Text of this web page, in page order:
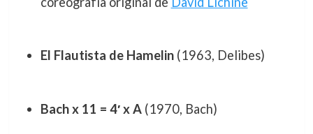
El Flautista de Hamelin(1963, Delibes)
Bach x 11 = 4′ x A(1970, Bach)